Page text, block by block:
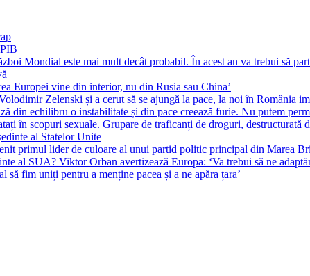
Mondial este mai mult decât probabil. În acest an va trebui să
Europei vine din interior, nu din Rusia sau China’
Zelenski și a cerut să se ajungă la pace, la noi în România
din echilibru o instabilitate și din pace creează furie. Nu putem
în scopuri sexuale. Grupare de traficanți de droguri, destructurată
al Statelor Unite
primul lider de culoare al unui partid politic principal din Marea
al SUA? Viktor Orban avertizează Europa: ‘Va trebui să ne
fim uniți pentru a menține pacea și a ne apăra țara’